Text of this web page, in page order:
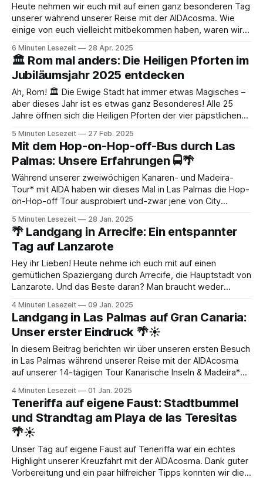
Heute nehmen wir euch mit auf einen ganz besonderen Tag
unserer während unserer Reise mit der AIDAcosma. Wie
einige von euch vielleicht mitbekommen haben, waren wir
hintereinander die 7-tägige Tour „Kanaren & Madeira*“
gemacht. Start- und Zielhafen war jeweils Gran
6 Minuten Lesezeit 28 Apr. 2025
🏛️ Rom mal anders: Die Heiligen Pforten im
Jubiläumsjahr 2025 entdecken
Ah, Rom! 🏛️ Die Ewige Stadt hat immer etwas Magisches –
aber dieses Jahr ist es etwas ganz Besonderes! Alle 25
Jahre öffnen sich die Heiligen Pforten der vier päpstlichen
Kreuzfahrtschiff in Civitavecchia anlegt, hast du die Chance,
dieses seltene Ereignis live
5 Minuten Lesezeit 27 Feb. 2025
Mit dem Hop-on-Hop-off-Bus durch Las
Palmas: Unsere Erfahrungen 🚍🌴
Während unserer zweiwöchigen Kanaren- und Madeira-
Tour* mit AIDA haben wir dieses Mal in Las Palmas die Hop-
on-Hop-off Tour ausprobiert und-zwar jene von City
zu Fuß unterwegs. Landgang in Las Palmas auf Gran
Canaria: Unser erster Eindruck 🌴☀️In
5 Minuten Lesezeit 28 Jan. 2025
🌴 Landgang in Arrecife: Ein entspannter
Tag auf Lanzarote
Hey ihr Lieben! Heute nehme ich euch mit auf einen
gemütlichen Spaziergang durch Arrecife, die Hauptstadt von
Lanzarote. Und das Beste daran? Man braucht weder
gelangen – in weniger als 15 Minuten ist man mittendrin im
Geschehen! 🚶‍♂️💨 🇮🇨Wir haben Arrecife
4 Minuten Lesezeit 09 Jan. 2025
Landgang in Las Palmas auf Gran Canaria:
Unser erster Eindruck 🌴☀️
In diesem Beitrag berichten wir über unseren ersten Besuch
in Las Palmas während unserer Reise mit der AIDAcosma
auf unserer 14-tägigen Tour Kanarische Inseln & Madeira*
etwas Inspiration für deinen Landgang auf eigene Faust? 🤗
Wenn die Flugzeiten
4 Minuten Lesezeit 01 Jan. 2025
Teneriffa auf eigene Faust: Stadtbummel
und Strandtag am Playa de las Teresitas
🌴☀️
Unser Tag auf eigene Faust auf Teneriffa war ein echtes
Highlight unserer Kreuzfahrt mit der AIDAcosma. Dank guter
Vorbereitung und ein paar hilfreicher Tipps konnten wir die